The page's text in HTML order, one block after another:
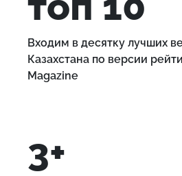
Входим в десятку лучших
Казахстана по версии
Magazine
3+